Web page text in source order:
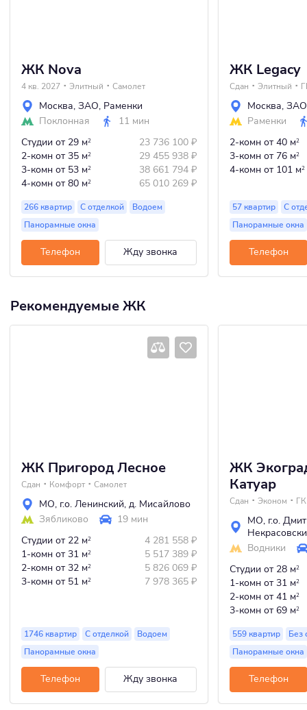
ЖК Nova
4 кв. 2027 Элитный Самолет
Москва, ЗАО, Раменки
Поклонная
11 мин
Студии от 29 м2 23 736 100 ₽
2-комн от 35 м2 29 455 938 ₽
3-комн от 53 м2 38 661 794 ₽
4-комн от 80 м2 65 010 269 ₽
266 квартир С отделкой
Водоем
Панорамные окна
Телефон Жду звонка
ЖК Legacy
Сдан Элитный
Москва, ЗАО
Раменки
2-комн от 40 м2
3-комн от 76 м2
4-комн от 101 м2
57 квартир
С
Панорамные окна
Телефон
Рекомендуемые ЖК
ЖК Пригород Лесное
Сдан Комфорт Самолет
МО, г.о. Ленинский, д. Мисайлово
Зябликово
19 мин
Студии от 22 м2 4 281 558 ₽
1-комн от 31 м2 5 517 389 ₽
2-комн от 32 м2 5 826 069 ₽
3-комн от 51 м2 7 978 365 ₽
1746 квартир С отделкой
Водоем
Панорамные окна
Телефон Жду звонка
ЖК
Катуар
Сдан Эконом
МО, г.о.
Водники
Студии от 28 м2
1-комн от 31 м2
2-комн от 41 м2
3-комн от 69 м2
559 квартир
Без
Панорамные окна
Телефон